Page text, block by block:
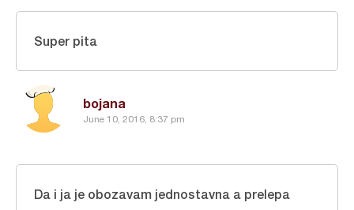
bojana
June 10, 2016, 8:37 pm
Super pita
Da i ja je obozavam jednostavna a prelepa